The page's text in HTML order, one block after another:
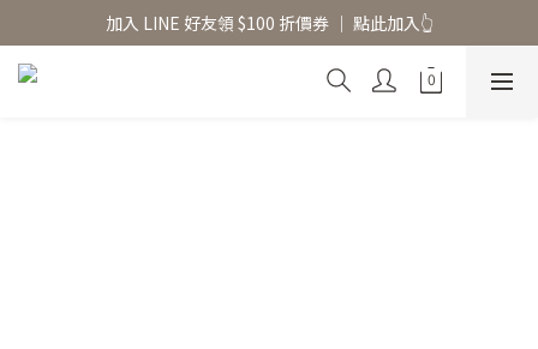
香氛水氧機、擴香香水原精  l 兩件85、三件79折
加入 LINE 好友領 $100 折價券 │ 點此加入👆
香氛水氧機、擴香香水原精  l 兩件85、三件79折